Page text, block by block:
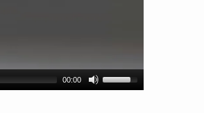
00:00